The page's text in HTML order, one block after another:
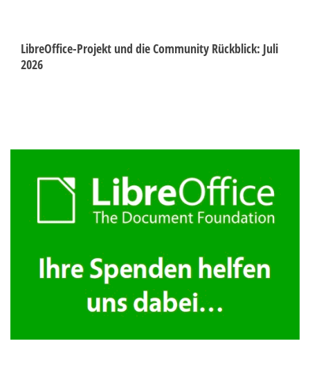
LibreOffice-Projekt und die Community Rückblick: Juli
2026